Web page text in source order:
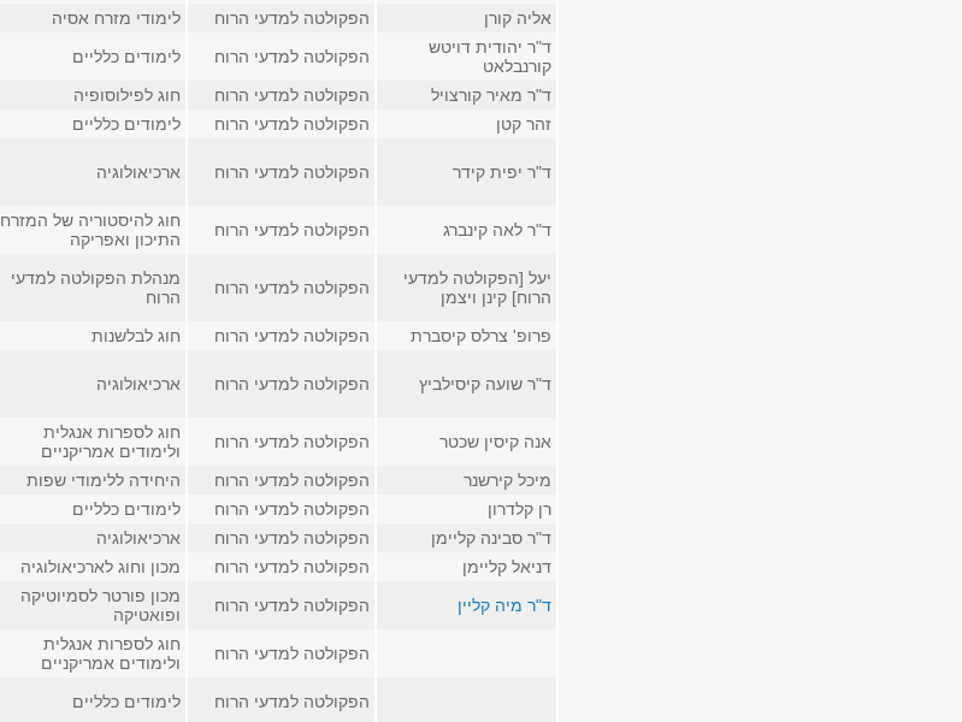
אליה קורן הפקולטה למדעי הרוח לימודי מזרח אסיה
ד"ר יהודית דויטש
קורנבלאט
הפקולטה למדעי הרוח
לימודים כלליים
ד"ר מאיר קורצויל
הפקולטה למדעי הרוח חוג לפילוסופיה
זהר קטן
הפקולטה למדעי הרוח לימודים כלליים
ד"ר יפית קידר הפקולטה למדעי הרוח ארכיאולוגיה
ד"ר לאה קינברג
הפקולטה למדעי הרוח
חוג להיסטוריה של המזרח
התיכון ואפריקה
יעל [הפקולטה למדעי
הרוח] קינן ויצמן
הפקולטה למדעי הרוח
מנהלת הפקולטה למדעי
הרוח
פרופ' צרלס קיסברת הפקולטה למדעי הרוח חוג לבלשנות
ד"ר שועה קיסילביץ הפקולטה למדעי הרוח ארכיאולוגיה
אנה קיסין שכטר
הפקולטה למדעי הרוח
חוג לספרות אנגלית
ולימודים אמריקניים
מיכל קירשנר
הפקולטה למדעי הרוח
היחידה ללימודי שפות
רן קלדרון
הפקולטה למדעי הרוח
לימודים כלליים
ד"ר סבינה קליימן
הפקולטה למדעי הרוח
ארכיאולוגיה
דניאל קליימן
הפקולטה למדעי הרוח
מכון וחוג לארכיאולוגיה
ד"ר מיה קליין
הפקולטה למדעי הרוח
מכון פורטר לסמיוטיקה
ופואטיקה
הפקולטה למדעי הרוח
חוג לספרות אנגלית
ולימודים אמריקניים
הפקולטה למדעי הרוח
לימודים כלליים